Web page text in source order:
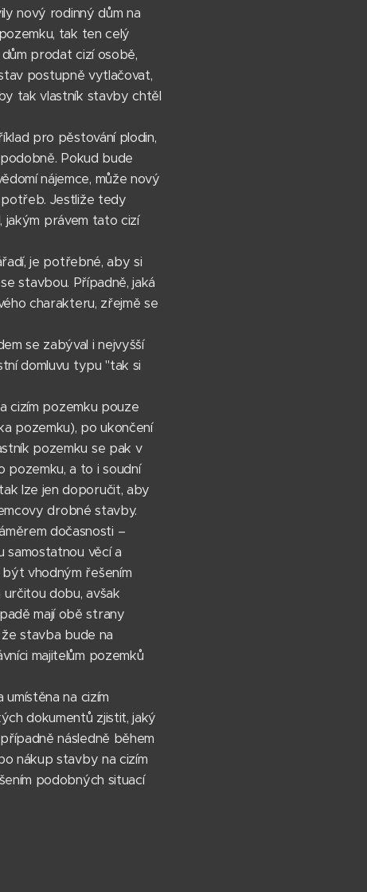
nový rodinný dům na
tak ten celý
prodat cizí osobě,
postupně vytlačovat,
tak vlastník stavby chtěl
pro pěstování plodin,
Pokud bude
nájemce, může nový
Jestliže tedy
jakým právem tato cizí
je potřebné, aby si
stavbou. Případně, jaká
charakteru, zřejmě se
se zabýval i nejvyšší
domluvu typu "tak si
cizím pozemku pouze
pozemku), po ukončení
pozemku se pak v
pozemku, a to i soudní
lze jen doporučit, aby
drobné stavby.
dočasnosti –
samostatnou věcí a
vhodným řešením
dobu, avšak
mají obě strany
stavba bude na
majitelům pozemků
na cizím
dokumentů zjistit, jaký
následně během
nákup stavby na cizím
podobných situací